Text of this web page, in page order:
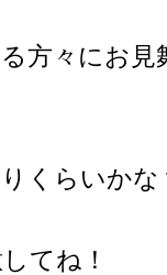
方々にお見
くらいかな
てね！